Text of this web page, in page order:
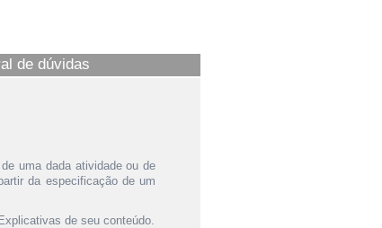
de dúvidas
uma dada atividade ou de
da especificação de um
de seu conteúdo.